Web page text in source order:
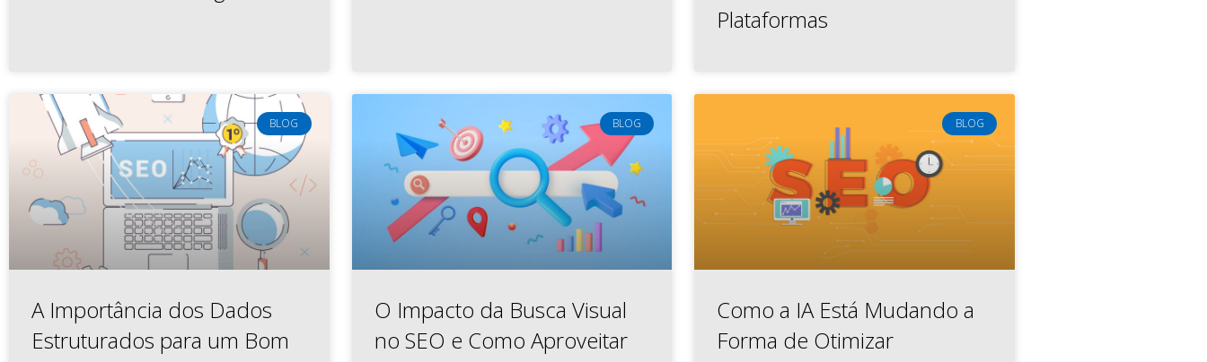
Plataformas
BLOG
A Importância dos Dados
Estruturados para um Bom
BLOG
O Impacto da Busca Visual
no SEO e Como Aproveitar
BLOG
Como a IA Está Mudando a
Forma de Otimizar